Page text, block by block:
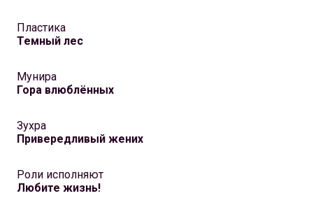
Пластика
Темный лес
Мунира
Гора влюблённых
Зухра
Привередливый жених
Роли исполняют
Любите жизнь!